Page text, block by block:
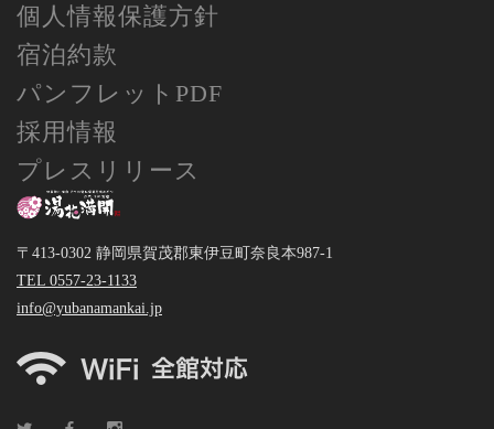
個人情報保護方針
宿泊約款
パンフレットPDF
採用情報
プレスリリース
〒413-0302 静岡県賀茂郡東伊豆町奈良本987-1
TEL 0557-23-1133
info@yubanamankai.jp